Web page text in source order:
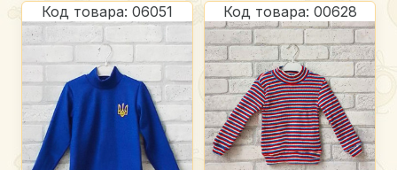
Код товара: 06051 Код товара: 00628